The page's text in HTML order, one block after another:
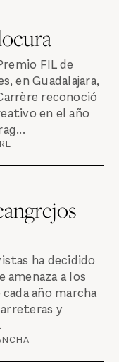
FIL de
en Guadalajara,
reconoció
en el año
ha decidido
amenaza a los
año marcha
y